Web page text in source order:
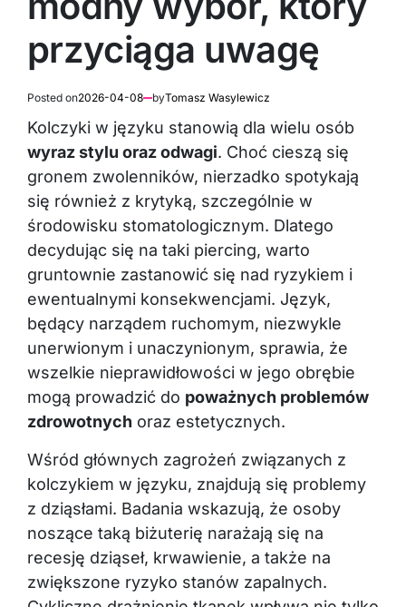
przyciąga uwagę
Kolczyki w języku stanowią dla wielu osób
wyraz stylu oraz odwagi . Choć cieszą się
gronem zwolenników, nierzadko spotykają
się również z krytyką, szczególnie w
środowisku stomatologicznym. Dlatego
decydując się na taki piercing, warto
gruntownie zastanowić się nad ryzykiem i
ewentualnymi konsekwencjami. Język,
będący narządem ruchomym, niezwykle
unerwionym i unaczynionym, sprawia, że
wszelkie nieprawidłowości w jego obrębie
mogą prowadzić do
poważnych problemów
zdrowotnych
oraz estetycznych.
Wśród głównych zagrożeń związanych z
kolczykiem w języku, znajdują się problemy
z dziąsłami. Badania wskazują, że osoby
noszące taką biżuterię narażają się na
recesję dziąseł, krwawienie, a także na
zwiększone ryzyko stanów zapalnych.
Cykliczne drażnienie tkanek wpływa nie tylko